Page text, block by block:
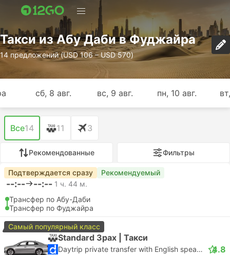
Такси из Абу Даби в Фуджайра
14 предложений (USD 106 – USD 570)
сб, 8 авг. вс, 9 авг. пн, 10 авг.
Все14 11 3
Рекомендованные Фильтры
Подтверждается сразу Рекомендуемый
--:-- --:-- 1 ч. 44 м.
Трансфер по Абу-Даби
Трансфер по Фуджайра
Самый популярный класс
Standard 3pax | Такси
Daytrip private transfer with English speaking driver 4.8